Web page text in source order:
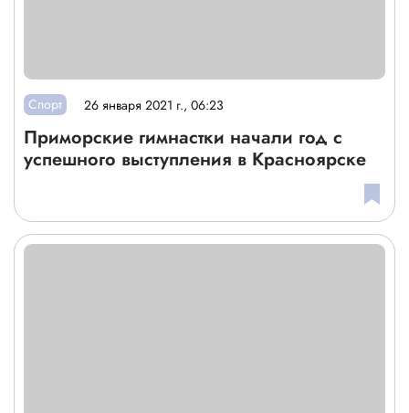
Спорт 26 января 2021 г., 06:23
Приморские гимнастки начали год с
успешного выступления в Красноярске